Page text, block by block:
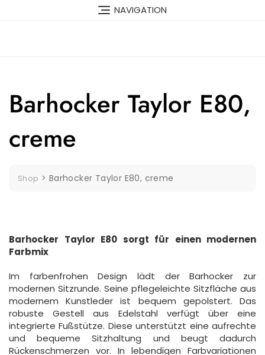
NAVIGATION
Barhocker Taylor E80,
creme
Shop > Barhocker Taylor E80, creme
Barhocker Taylor E80 sorgt für einen modernen
Farbmix
Im farbenfrohen Design lädt der Barhocker zur
modernen Sitzrunde. Seine pflegeleichte Sitzfläche aus
modernem Kunstleder ist bequem gepolstert. Das
robuste Gestell aus Edelstahl verfügt über eine
integrierte Fußstütze. Diese unterstützt eine aufrechte
und bequeme Sitzhaltung und beugt dadurch
Rückenschmerzen vor. In lebendigen Farbvariationen